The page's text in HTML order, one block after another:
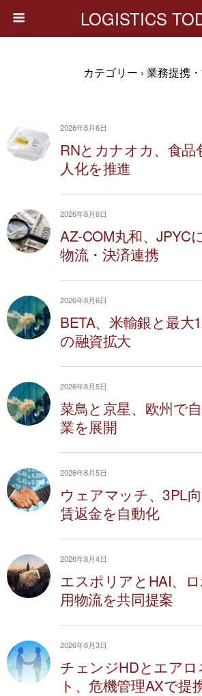
LOGISTICS
カテゴリー › 業務提携
2026年8月6日
RNとカナオカ、食品
人化を推進
2026年8月6日
AZ-COM丸和、JPYC
物流・決済連携
2026年8月6日
BETA、米輸銀と最大
の融資拡大
2026年8月5日
菜鳥と京星、欧州で
業を展開
2026年8月5日
ウェアマッチ、3PL
賃返金を自動化
2026年8月4日
エスポリアとHAI、
用物流を共同提案
2026年8月3日
チェンジHDとエアロ
ト、危機管理AXで提